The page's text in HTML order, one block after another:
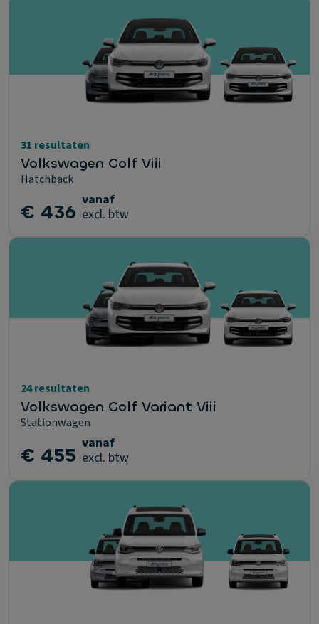
31 resultaten
Volkswagen Golf Viii
Hatchback
€ 436 vanaf
excl. btw
24 resultaten
Volkswagen Golf Variant Viii
Stationwagen
€ 455 vanaf
excl. btw